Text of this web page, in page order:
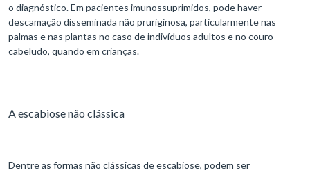
o diagnóstico. Em pacientes imunossuprimidos, pode haver
descamação disseminada não pruriginosa, particularmente nas
palmas e nas plantas no caso de indivíduos adultos e no couro
cabeludo, quando em crianças.
A escabiose não clássica
Dentre as formas não clássicas de escabiose, podem ser